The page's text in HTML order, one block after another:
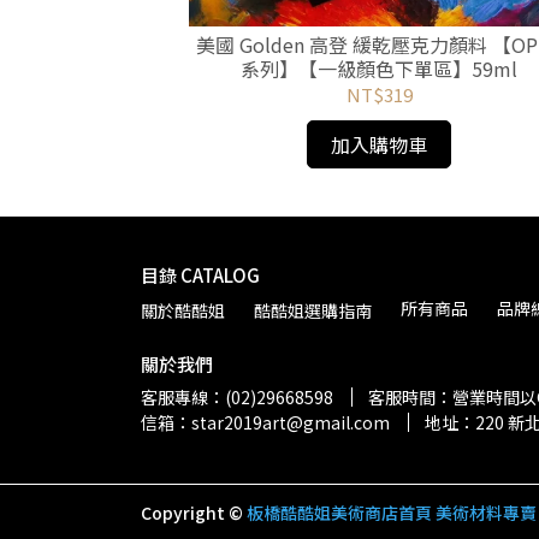
美國 Golden 高登 緩乾壓克力顏料 【
系列】【一級顏色下單區】59ml
NT$319
加入購物車
目錄 CATALOG
關於酷酷姐 酷酷姐選購指南 所有商品 品牌
關於我們
客服專線：(02)29668598
客服時間：營業時間
信箱：star2019art@gmail.com
地址：220 新
Copyright © 板橋酷酷姐美術商店首頁 美術材料專